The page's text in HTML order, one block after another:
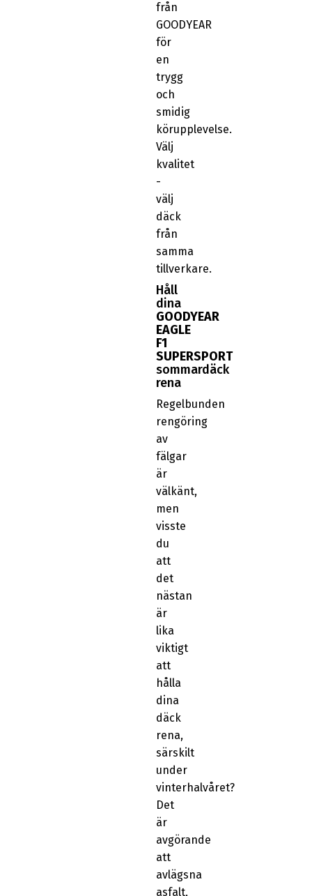
från
GOODYEAR
för
en
trygg
och
smidig
körupplevelse.
Välj
kvalitet
-
välj
däck
från
samma
tillverkare.
Håll
dina
GOODYEAR
EAGLE
F1
SUPERSPORT
sommardäck
rena
Regelbunden
rengöring
av
fälgar
är
välkänt,
men
visste
du
att
det
nästan
är
lika
viktigt
att
hålla
dina
däck
rena,
särskilt
under
vinterhalvåret?
Det
är
avgörande
att
avlägsna
asfalt,